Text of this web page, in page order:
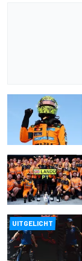
UITGELICHT